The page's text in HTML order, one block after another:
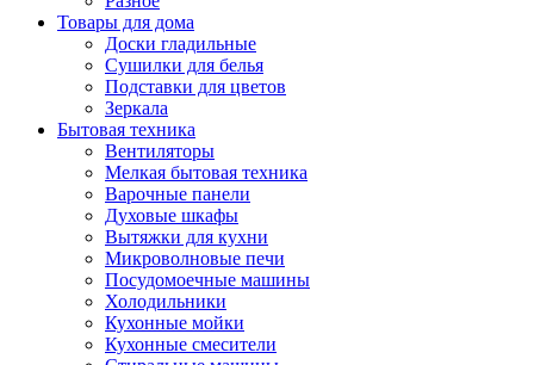
Товары для дома
Доски гладильные
Сушилки для белья
Подставки для цветов
Зеркала
Бытовая техника
Вентиляторы
Мелкая бытовая техника
Варочные панели
Духовые шкафы
Вытяжки для кухни
Микроволновые печи
Посудомоечные машины
Холодильники
Кухонные мойки
Кухонные смесители